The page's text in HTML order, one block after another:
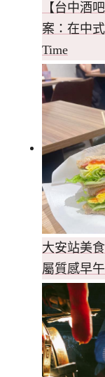
【台中酒
案：在中
Time
大安站美
屬質感早